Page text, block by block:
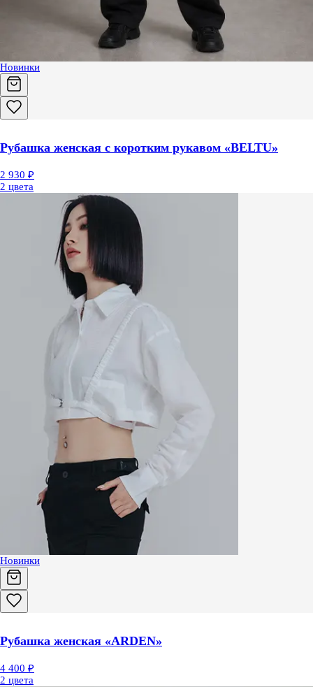
Новинки
Рубашка женская с коротким рукавом «BELTU»
2 930 ₽
2 цвета
Новинки
Рубашка женская «ARDEN»
4 400 ₽
2 цвета